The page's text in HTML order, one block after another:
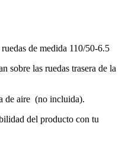
de medida 110/50-6.5
sobre las ruedas trasera de la
de aire (no incluida).
del producto con tu